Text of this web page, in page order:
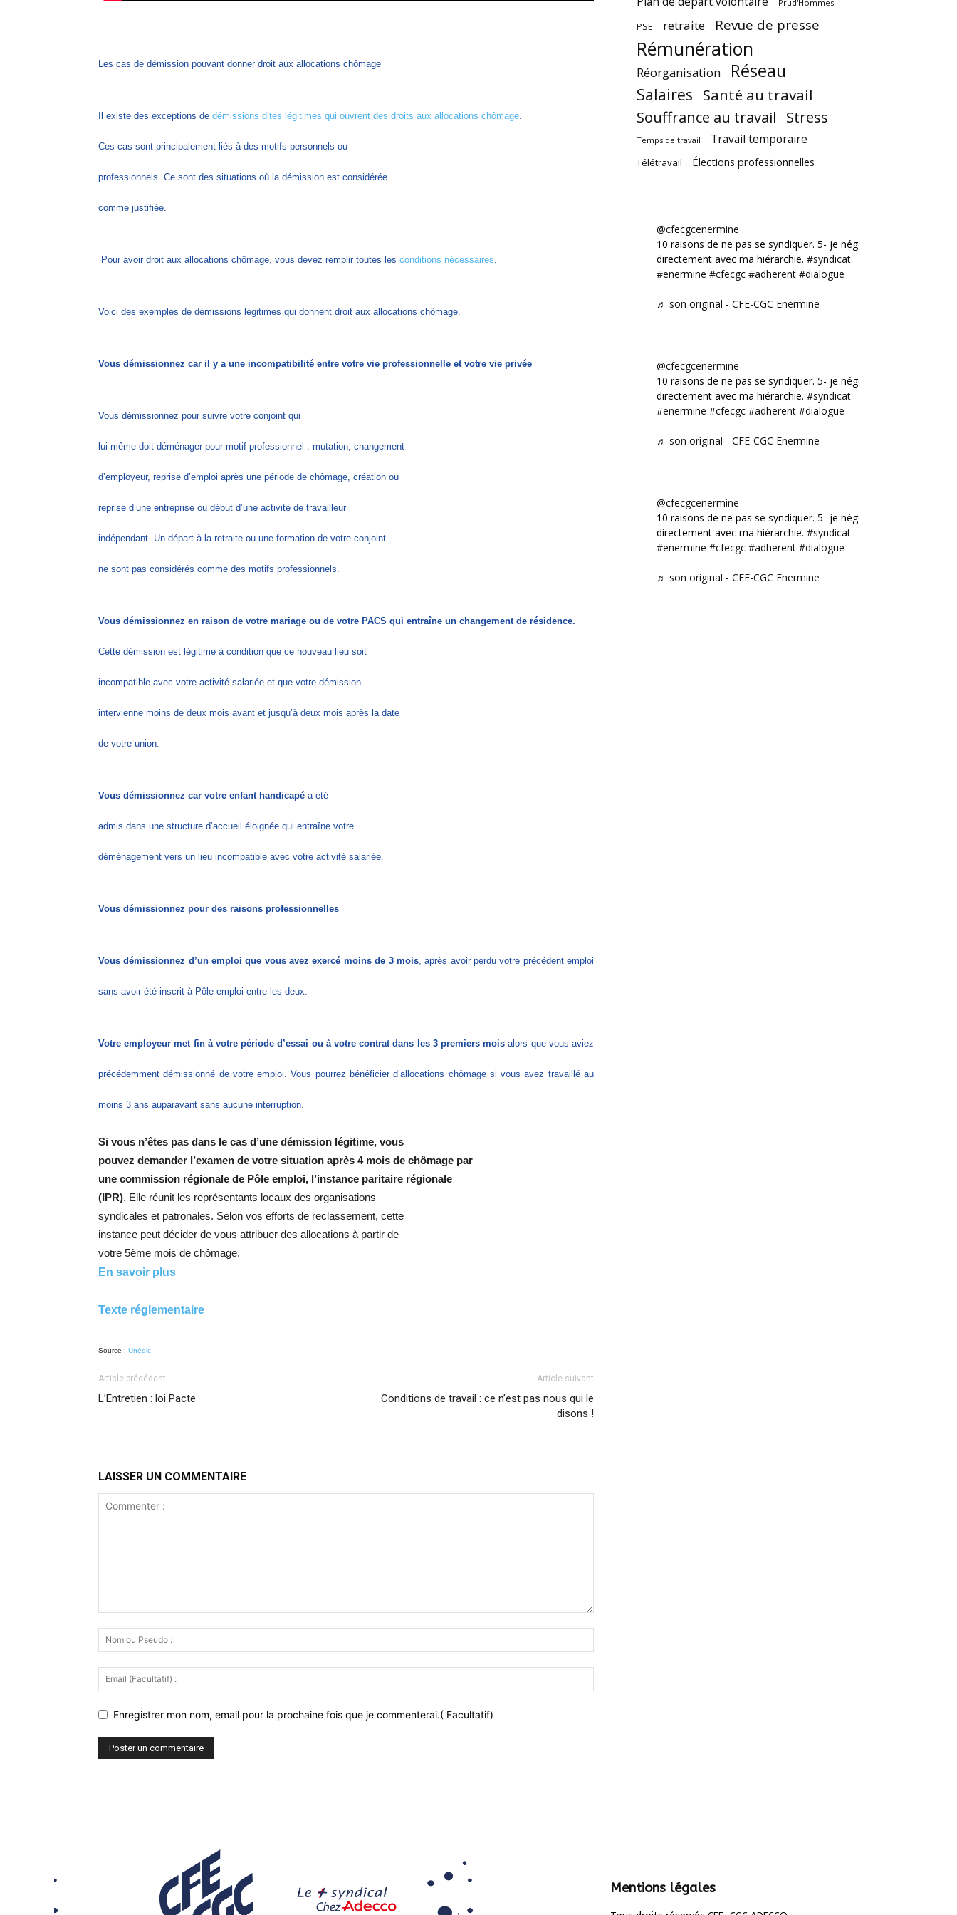
Les cas de démission pouvant donner droit aux allocations chômage
Il existe des exceptions de démissions dites légitimes qui ouvrent des droits aux allocations chômage
Ces cas sont principalement liés à des motifs personnels ou
professionnels. Ce sont des situations où la démission est considérée
comme justifiée.
Pour avoir droit aux allocations chômage, vous devez remplir toutes les conditions nécessaires
Voici des exemples de démissions légitimes qui donnent droit aux allocations chômage.
Vous démissionnez car il y a une incompatibilité entre votre vie professionnelle et votre vie privée
Vous démissionnez pour suivre votre conjoint qui
lui-même doit déménager pour motif professionnel : mutation, changement
d’employeur, reprise d’emploi après une période de chômage, création ou
reprise d’une entreprise ou début d’une activité de travailleur
indépendant. Un départ à la retraite ou une formation de votre conjoint
ne sont pas considérés comme des motifs professionnels.
Vous démissionnez en raison de votre mariage ou de votre PACS qui entraîne un changement de résidence.
Cette démission est légitime à condition que ce nouveau lieu soit
incompatible avec votre activité salariée et que votre démission
intervienne moins de deux mois avant et jusqu’à deux mois après la date
de votre union.
Vous démissionnez car votre enfant handicapé a été
admis dans une structure d’accueil éloignée qui entraîne votre
déménagement vers un lieu incompatible avec votre activité salariée.
Vous démissionnez pour des raisons professionnelles
Vous démissionnez d’un emploi que vous avez exercé moins de 3 mois,après avoir perdu votre précédent emploi
sans avoir été inscrit à Pôle emploi entre les deux.
Votre employeur met fin à votre période d’essai ou à votre contrat dans les 3 premiers moisalors que vous aviez
précédemment démissionné de votre emploi. Vous pourrez bénéficier d’allocations chômage si vous avez travaillé au
moins 3 ans auparavant sans aucune interruption.
Si vous n’êtes pas dans le cas d’une démission légitime, vous
pouvez demander l’examen de votre situation après 4 mois de chômage par
une commission régionale de Pôle emploi, l’instance paritaire régionale
(IPR). Elle réunit les représentants locaux des organisations
syndicales et patronales. Selon vos efforts de reclassement, cette
instance peut décider de vous attribuer des allocations à partir de
votre 5ème mois de chômage.
En savoir plus
Texte réglementaire
Source : Unédic
Article précédent
L’Entretien : loi Pacte
Article suivant
Conditions de travail : ce n’est pas nous qui le
disons !
LAISSER UN COMMENTAIRE
Enregistrer mon nom, email pour la prochaine fois que je commenterai.( Facultatif)
Prud'Hommes
PSE retraite Revue de presse
Rémunération
Réorganisation Réseau
Salaires Santé au travail
Souffrance au travail Stress
Temps de travail Travail temporaire
Télétravail Élections professionnelles
@cfecgcenermine
10 raisons de ne pas se syndiquer. 5- je négocie
directement avec ma hiérarchie. #syndicat
#enermine #cfecgc #adherent #dialogue
♬ son original - CFE-CGC Enermine
@cfecgcenermine
10 raisons de ne pas se syndiquer. 5- je négocie
directement avec ma hiérarchie. #syndicat
#enermine #cfecgc #adherent #dialogue
♬ son original - CFE-CGC Enermine
@cfecgcenermine
10 raisons de ne pas se syndiquer. 5- je négocie
directement avec ma hiérarchie. #syndicat
#enermine #cfecgc #adherent #dialogue
♬ son original - CFE-CGC Enermine
Mentions légales